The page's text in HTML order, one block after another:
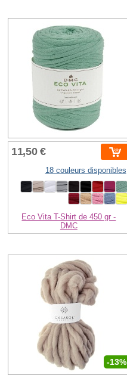
11,50 €
18 couleurs disponibles
Eco Vita T-Shirt de 450 gr -
DMC
-13%